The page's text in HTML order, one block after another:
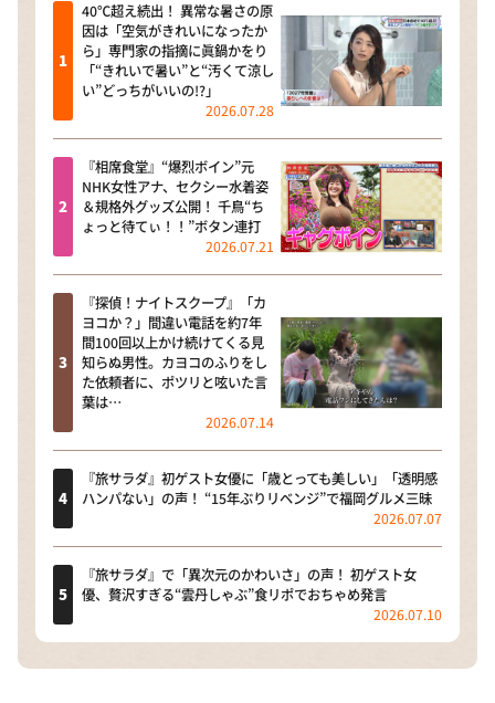
40℃超え続出！ 異常な暑さの原
因は「空気がきれいになったか
ら」専門家の指摘に眞鍋かをり
「“きれいで暑い”と“汚くて涼し
い”どっちがいいの!?」
2026.07.28
『相席食堂』“爆烈ボイン”元
NHK女性アナ、セクシー水着姿
＆規格外グッズ公開！ 千鳥“ち
ょっと待てぃ！！”ボタン連打
2026.07.21
『探偵！ナイトスクープ』「カ
ヨコか？」間違い電話を約7年
間100回以上かけ続けてくる見
知らぬ男性。カヨコのふりをし
た依頼者に、ポツリと呟いた言
葉は…
2026.07.14
『旅サラダ』初ゲスト女優に「歳とっても美しい」「透明感
ハンパない」の声！ “15年ぶりリベンジ”で福岡グルメ三昧
2026.07.07
『旅サラダ』で「異次元のかわいさ」の声！ 初ゲスト女
優、贅沢すぎる“雲丹しゃぶ”食リポでおちゃめ発言
2026.07.10